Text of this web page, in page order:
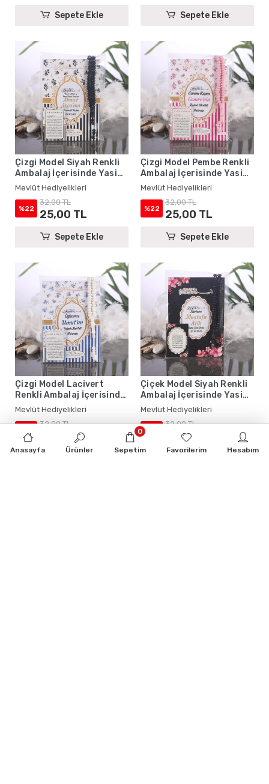
Sepete Ekle Sepete Ekle
Çizgi Model Siyah Renkli
Ambalaj İçerisinde Yasin
Kitabı, Magnet ve Tesbih -
Mevlüt Hediyelikleri
Mevlüt Hediyelikleri
%22
32,00 TL
25,00 TL
Sepete Ekle
Çizgi Model Pembe Renkli
Ambalaj İçerisinde Yasin
Kitabı, Magnet ve Tesbih -
Mevlüt Hediyelikleri
Mevlüt Hediyelikleri
%22
32,00 TL
25,00 TL
Sepete Ekle
Çizgi Model Lacivert
Renkli Ambalaj İçerisinde
Yasin Kitabı, Magnet ve
Tesbih - Mevlüt
Hediyelikleri
Mevlüt Hediyelikleri
32,00 TL
25,00 TL
Çiçek Model Siyah Renkli
Ambalaj İçerisinde Yasin
Kitabı, Magnet ve Tesbih -
Mevlüt Hediyelikleri
Mevlüt Hediyelikleri
%22
32,00 TL
25,00 TL
Anasayfa Ürünler Sepetim
0
Favorilerim Hesabım